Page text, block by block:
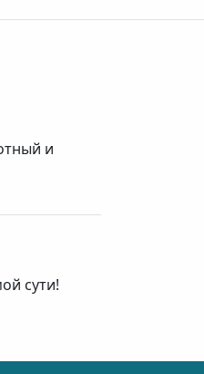
и
сути!